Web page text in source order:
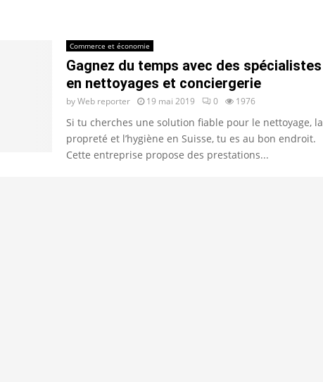
Commerce et économie
Gagnez du temps avec des spécialistes
en nettoyages et conciergerie
byWeb reporter 19 mai 2019 0 1976
Si tu cherches une solution fiable pour le nettoyage, la
propreté et l’hygiène en Suisse, tu es au bon endroit.
Cette entreprise propose des prestations...